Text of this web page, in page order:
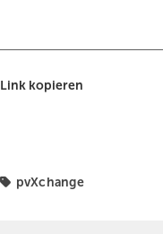
Link kopieren
pvXchange